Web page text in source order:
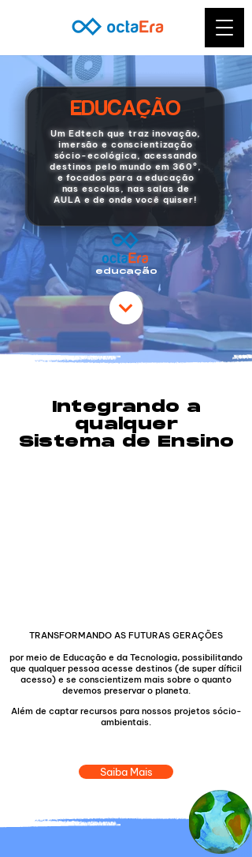
Um Edtech que traz inovação,
imersão e conscientização
sócio-ecológica, acessando
destinos pelo mundo em 360º,
e focados para a educação
nas escolas, nas salas de
AULA e de onde você quiser!
EDUCAÇÃO
educação
Integrando a
qualquer
Sistema de Ensino
TRANSFORMANDO AS FUTURAS GERAÇÕES
por meio de Educação e da Tecnologia, possibilitando
que qualquer pessoa acesse destinos (de super díficil
acesso) e se conscientizem mais sobre o quanto
devemos preservar o planeta.
Além de captar recursos para nossos projetos sócio-
ambientais.
Saiba Mais